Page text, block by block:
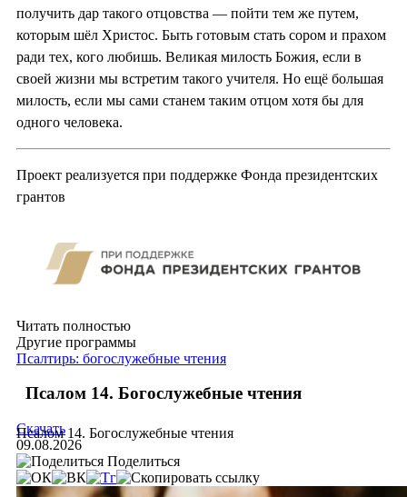
получить дар такого отцовства — пойти тем же путем,
которым шёл Христос. Быть готовым стать сором и прахом
ради тех, кого любишь. Великая милость Божия, если в
своей жизни мы встретим такого учителя. Но ещё большая
милость, если мы сами станем таким отцом хотя бы для
одного человека.
Проект реализуется при поддержке Фонда президентских
грантов
Читать полностью
Другие программы
Псалтирь: богослужебные чтения
Псалом 14. Богослужебные чтения
Псалом 14. Богослужебные чтения
Скачать
09.08.2026
Поделиться